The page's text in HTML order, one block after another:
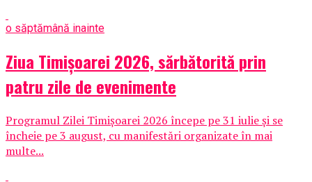
o săptămână inainte
Ziua Timișoarei 2026, sărbătorită prin
patru zile de evenimente
Programul Zilei Timișoarei 2026 începe pe 31 iulie și se
încheie pe 3 august, cu manifestări organizate în mai
multe...